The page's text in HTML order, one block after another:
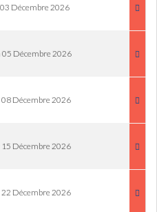
Décembre 2026
05 Décembre 2026
Décembre 2026
Décembre 2026
Décembre 2026